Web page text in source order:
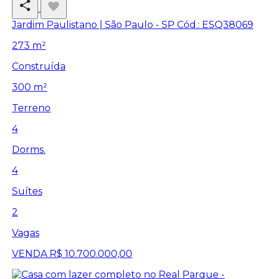
Jardim Paulistano | São Paulo - SP Cód.: ESQ38069
273 m²
Construída
300 m²
Terreno
4
Dorms.
4
Suítes
2
Vagas
VENDA R$ 10.700.000,00